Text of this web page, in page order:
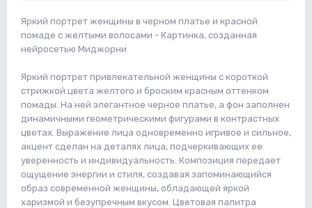
Яркий портрет женщины в черном платье и красной
помаде с желтыми волосами - Картинка, созданная
нейросетью Миджорни
Яркий портрет привлекательной женщины с короткой
стрижкой цвета желтого и броским красным оттенком
помады. На ней элегантное черное платье, а фон заполнен
динамичными геометрическими фигурами в контрастных
цветах. Выражение лица одновременно игривое и сильное,
акцент сделан на деталях лица, подчеркивающих ее
уверенность и индивидуальность. Композиция передает
ощущение энергии и стиля, создавая запоминающийся
образ современной женщины, обладающей яркой
харизмой и безупречным вкусом. Цветовая палитра